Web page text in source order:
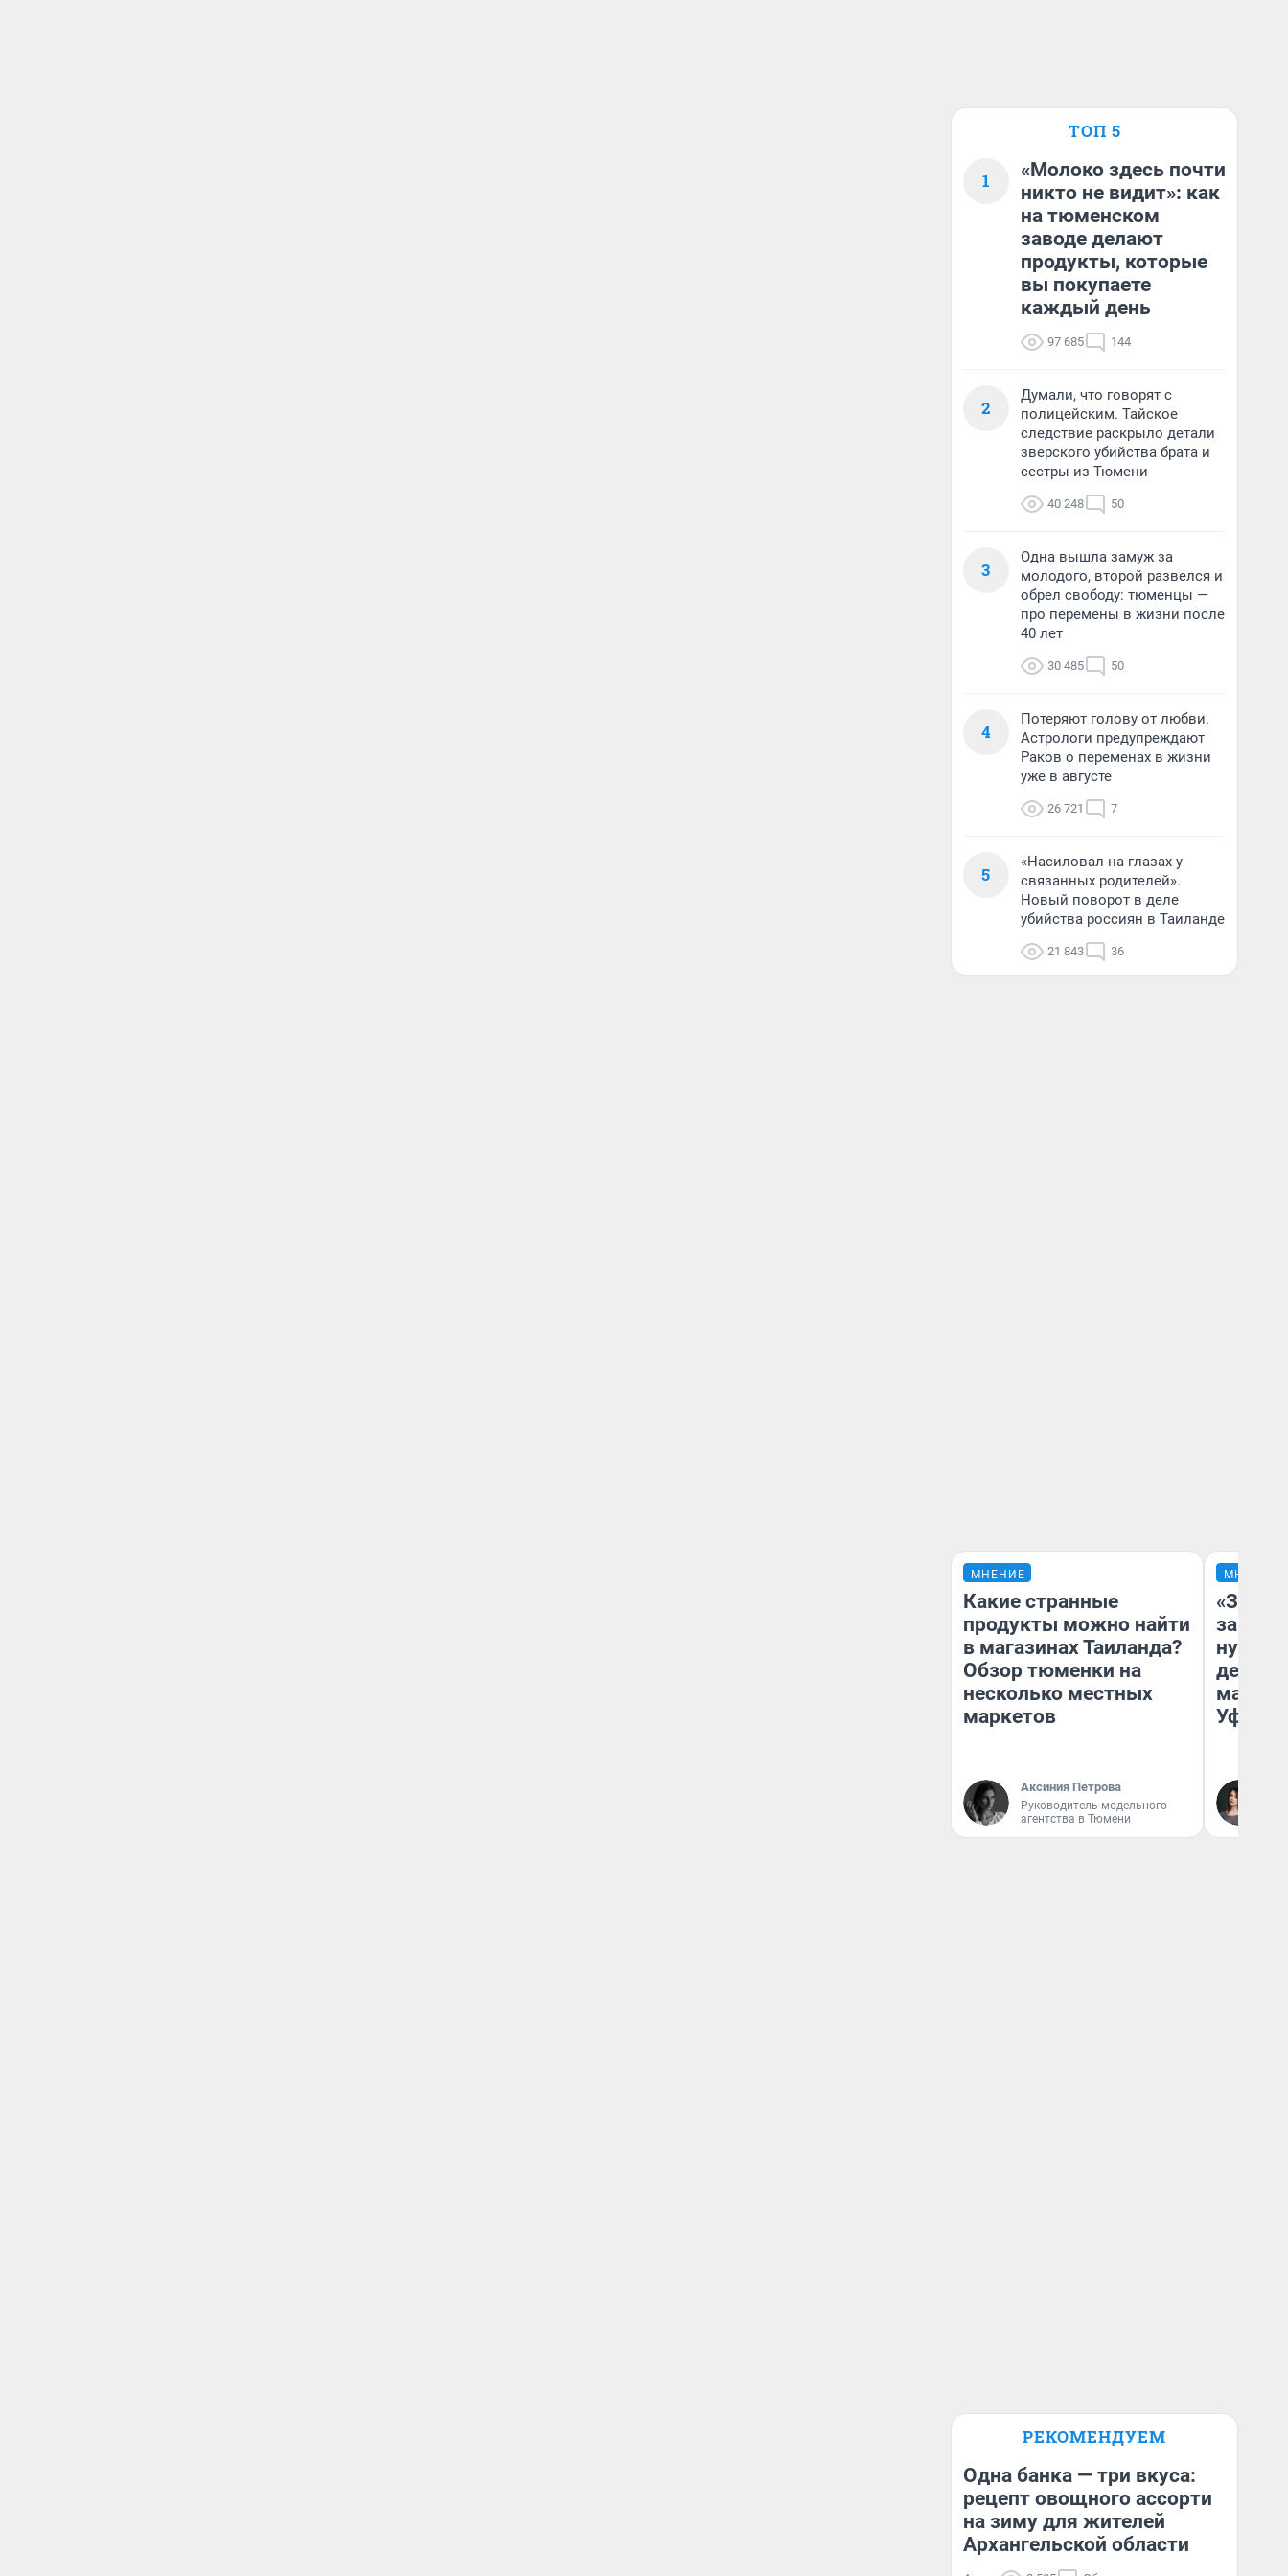
ТОП 5
1
«Молоко здесь почти
никто не видит»: как
на тюменском
заводе делают
продукты, которые
вы покупаете
каждый день
97 685 144
2
Думали, что говорят с
полицейским. Тайское
следствие раскрыло детали
зверского убийства брата и
сестры из Тюмени
40 248 50
3
Одна вышла замуж за
молодого, второй развелся и
обрел свободу: тюменцы —
про перемены в жизни после
40 лет
30 485 50
4
Потеряют голову от любви.
Астрологи предупреждают
Раков о переменах в жизни
уже в августе
26 721 7
5
«Насиловал на глазах у
связанных родителей».
Новый поворот в деле
убийства россиян в Таиланде
21 843 36
МНЕНИЕ
Какие странные
продукты можно найти
в магазинах Таиланда?
Обзор тюменки на
несколько местных
маркетов
Аксиния Петрова
Руководитель модельного
агентства в Тюмени
МНЕНИЕ
дела с
Уфа
РЕКОМЕНДУЕМ
Одна банка — три вкуса:
рецепт овощного ассорти
на зиму для жителей
Архангельской области